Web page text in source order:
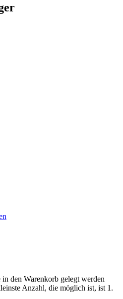
den Warenkorb gelegt werden
Anzahl, die möglich ist, ist 1.